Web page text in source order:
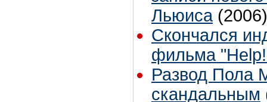
Льюиса (2006)
Скончался
фильма
Развод Пола
скандальным